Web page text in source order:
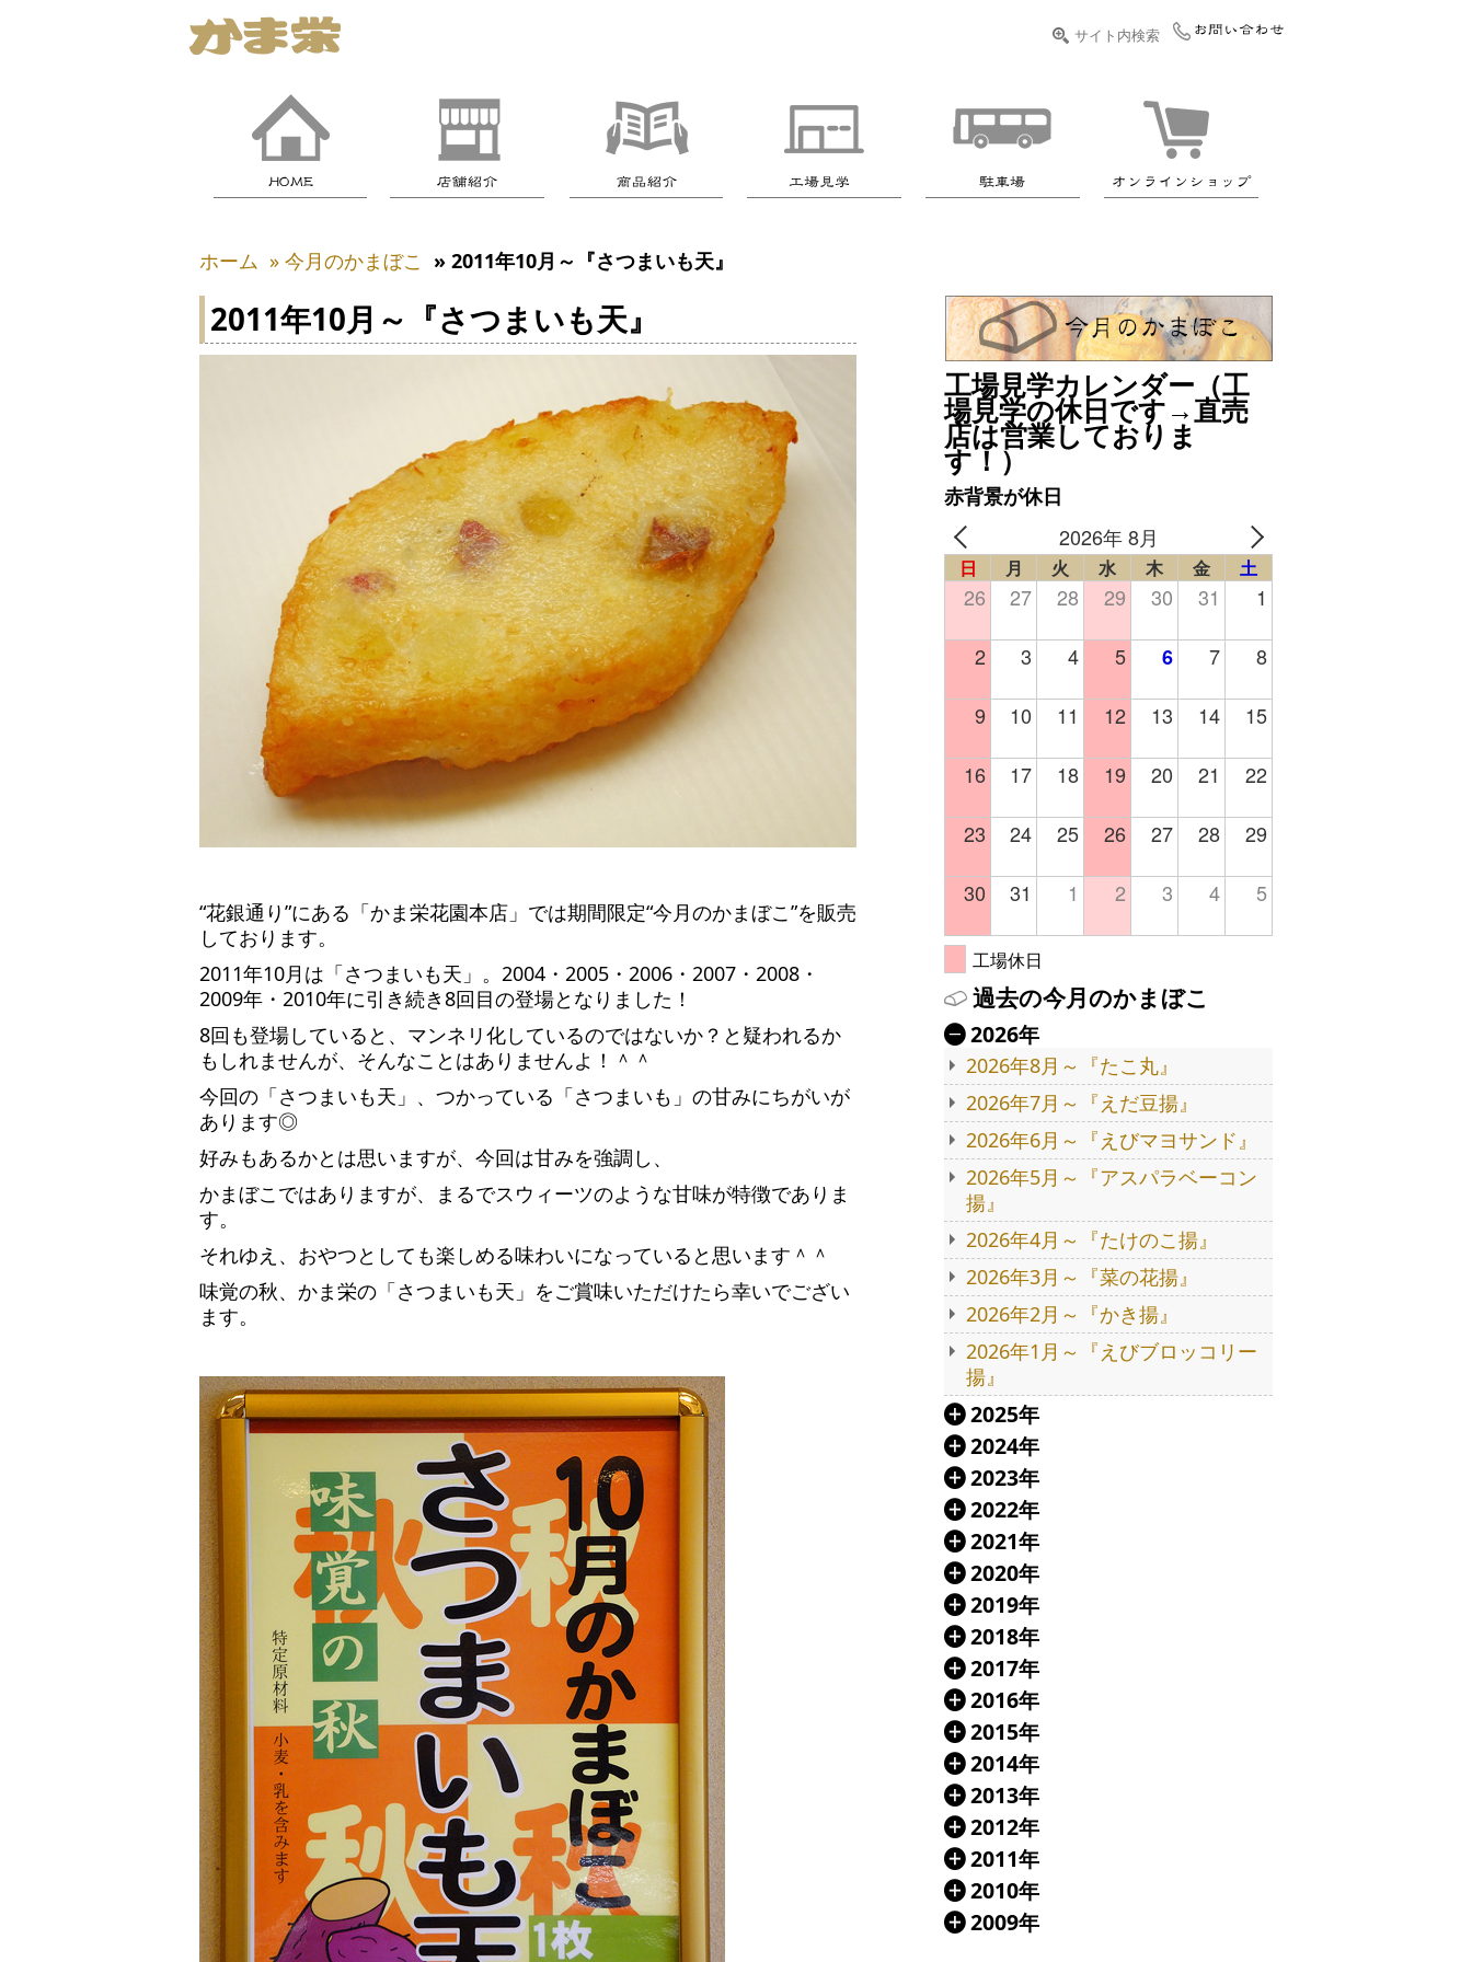
ホーム » 今月のかまぼこ » 2011年10月～『さつまいも天』
2011年10月～『さつまいも天』
“花銀通り”にある「かま栄花園本店」では期間限定“今月のかまぼこ”を販売
しております。
2011年10月は「さつまいも天」。2004・2005・2006・2007・2008・
2009年・2010年に引き続き8回目の登場となりました！
8回も登場していると、マンネリ化しているのではないか？と疑われるか
もしれませんが、そんなことはありませんよ！＾＾
今回の「さつまいも天」、つかっている「さつまいも」の甘みにちがいが
あります◎
好みもあるかとは思いますが、今回は甘みを強調し、
かまぼこではありますが、まるでスウィーツのような甘味が特徴でありま
す。
それゆえ、おやつとしても楽しめる味わいになっていると思います＾＾
味覚の秋、かま栄の「さつまいも天」をご賞味いただけたら幸いでござい
ます。
工場見学カレンダー（工
場見学の休日です→直売
店は営業しておりま
す！）
赤背景が休日
2026年 8月
日 月 火 水 木 金 土
26 27 28 29 30 31 1
2 3 4 5 6 7 8
9 10 11 12 13 14 15
16 17 18 19 20 21 22
23 24 25 26 27 28 29
30 31 1 2 3 4 5
工場休日
過去の今月のかまぼこ
Ä 2026年
2026年8月～『たこ丸』
2026年7月～『えだ豆揚』
2026年6月～『えびマヨサンド』
2026年5月～『アスパラベーコン
揚』
2026年4月～『たけのこ揚』
2026年3月～『菜の花揚』
2026年2月～『かき揚』
2026年1月～『えびブロッコリー
揚』
Á 2025年
Á 2024年
Á 2023年
Á 2022年
Á 2021年
Á 2020年
Á 2019年
Á 2018年
Á 2017年
Á 2016年
Á 2015年
Á 2014年
Á 2013年
Á 2012年
Á 2011年
Á 2010年
Á 2009年